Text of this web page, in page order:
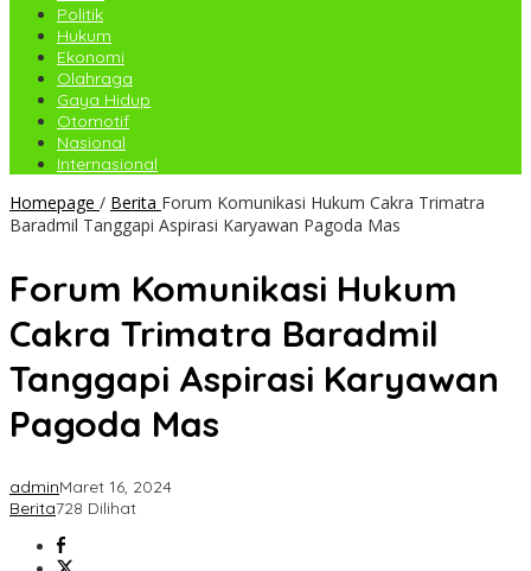
Politik
Hukum
Ekonomi
Olahraga
Gaya Hidup
Otomotif
Nasional
Internasional
Homepage / Berita Forum Komunikasi Hukum Cakra Trimatra
Baradmil Tanggapi Aspirasi Karyawan Pagoda Mas
Forum Komunikasi Hukum
Cakra Trimatra Baradmil
Tanggapi Aspirasi Karyawan
Pagoda Mas
adminMaret 16, 2024
Berita728 Dilihat